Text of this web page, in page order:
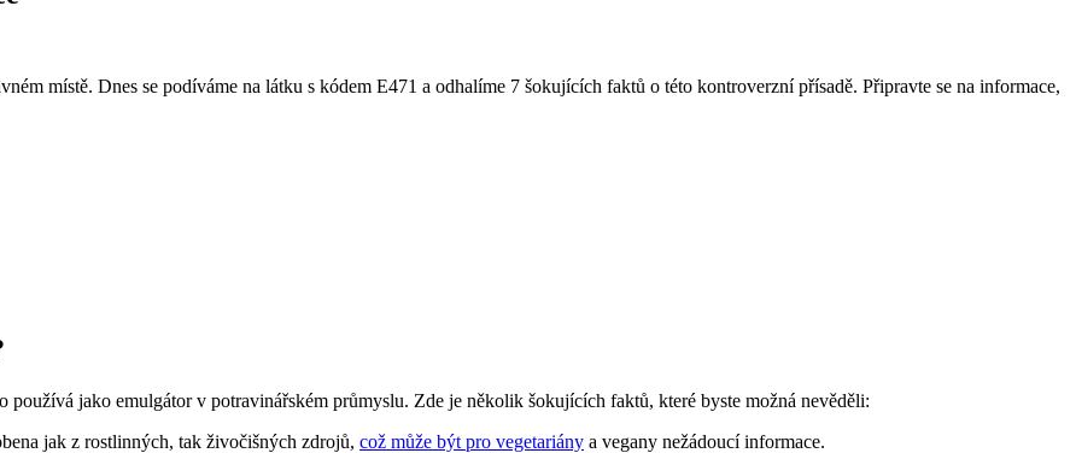
místě. Dnes se podíváme na látku s kódem E471 a odhalíme 7 šokujících faktů o této kontroverzní přísadě. Připravte se na informace,
jako emulgátor v potravinářském průmyslu. Zde je několik šokujících faktů, které byste možná nevěděli:
jak z rostlinných, tak živočišných zdrojů, což může být pro vegetariány a vegany nežádoucí informace.